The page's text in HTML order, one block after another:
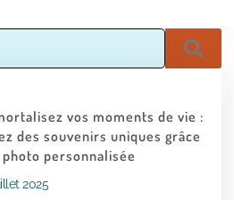
vos moments de vie :
des souvenirs uniques grâce
photo personnalisée
2025